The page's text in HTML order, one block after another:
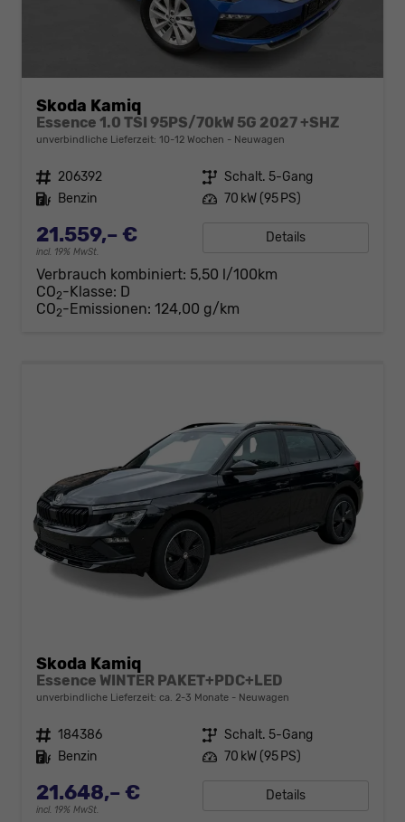
Skoda Kamiq
Essence 1.0 TSI 95PS/70kW 5G 2027 +SHZ
unverbindliche Lieferzeit: 10-12 Wochen Neuwagen
Fahrzeugnr. 206392 Getriebe Schalt. 5-Gang
Kraftstoff Benzin Leistung 70 kW (95 PS)
21.559,– €
incl. 19% MwSt.
Details
Verbrauch kombiniert: 5,50 l/100km
CO2-Klasse: D
CO2-Emissionen: 124,00 g/km
Skoda Kamiq
Essence WINTER PAKET+PDC+LED
unverbindliche Lieferzeit: ca. 2-3 Monate Neuwagen
Fahrzeugnr. 184386 Getriebe Schalt. 5-Gang
Kraftstoff Benzin Leistung 70 kW (95 PS)
21.648,– €
incl. 19% MwSt.
Details